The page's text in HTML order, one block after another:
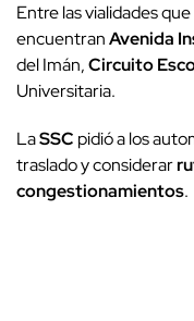
Entre las vialidades
encuentranAvenida
del Imán,Circuito
Universitaria.
LaSSC pidió a los
traslado y considerar
congestionamientos.